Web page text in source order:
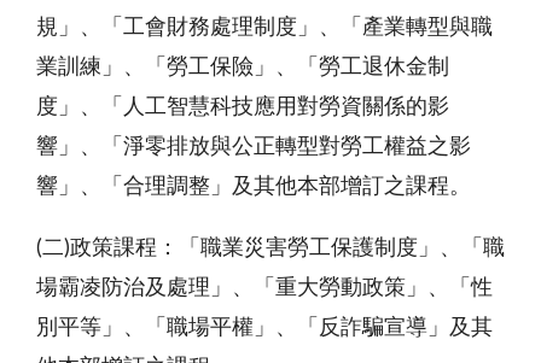
規」、「工會財務處理制度」、「產業轉型與職
業訓練」、「勞工保險」、「勞工退休金制
度」、「人工智慧科技應用對勞資關係的影
響」、「淨零排放與公正轉型對勞工權益之影
響」、「合理調整」及其他本部增訂之課程。
(二)政策課程：「職業災害勞工保護制度」、「職
場霸凌防治及處理」、「重大勞動政策」、「性
別平等」、「職場平權」、「反詐騙宣導」及其